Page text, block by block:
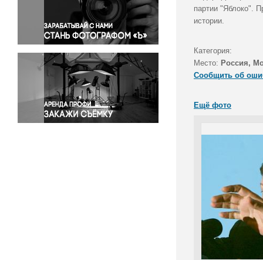
Правосудие
Происшествия и конфликты
Религия
Светская жизнь
Спорт
Экология
Экономика и бизнес
партии "Яблоко".
истории.
Категория:
Место: Россия,
Сообщить об
Ещё фото